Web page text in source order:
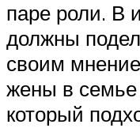
паре роли. В
должны
своим
жены в семье
который